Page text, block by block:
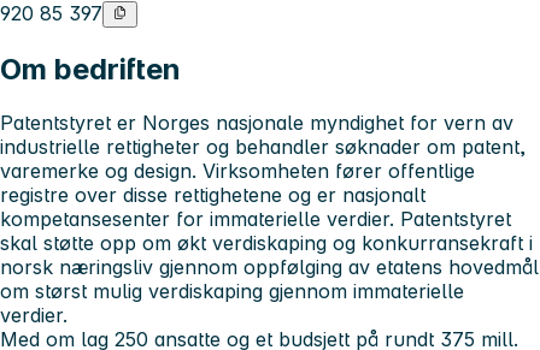
920 85 397
Om bedriften
Patentstyret er Norges nasjonale myndighet for vern av
industrielle rettigheter og behandler søknader om patent,
varemerke og design. Virksomheten fører offentlige
registre over disse rettighetene og er nasjonalt
kompetansesenter for immaterielle verdier. Patentstyret
skal støtte opp om økt verdiskaping og konkurransekraft i
norsk næringsliv gjennom oppfølging av etatens hovedmål
om størst mulig verdiskaping gjennom immaterielle
verdier.
Med om lag 250 ansatte og et budsjett på rundt 375 mill.